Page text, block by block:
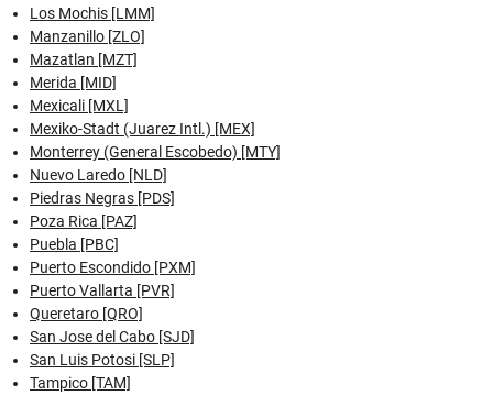
Los Mochis [LMM]
Manzanillo [ZLO]
Mazatlan [MZT]
Merida [MID]
Mexicali [MXL]
Mexiko-Stadt (Juarez Intl.) [MEX]
Monterrey (General Escobedo) [MTY]
Nuevo Laredo [NLD]
Piedras Negras [PDS]
Poza Rica [PAZ]
Puebla [PBC]
Puerto Escondido [PXM]
Puerto Vallarta [PVR]
Queretaro [QRO]
San Jose del Cabo [SJD]
San Luis Potosi [SLP]
Tampico [TAM]